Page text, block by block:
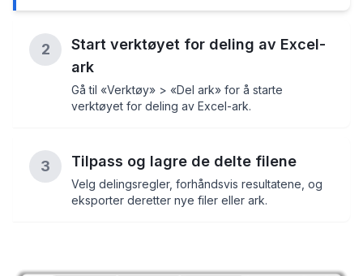
2
Start verktøyet for deling av Excel-
ark
Gå til «Verktøy» > «Del ark» for å starte
verktøyet for deling av Excel-ark.
3 Tilpass og lagre de delte filene
Velg delingsregler, forhåndsvis resultatene, og
eksporter deretter nye filer eller ark.